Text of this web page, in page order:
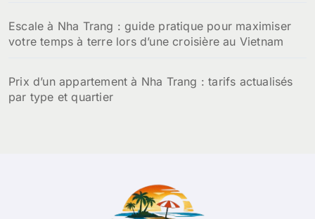
Escale à Nha Trang : guide pratique pour maximiser
votre temps à terre lors d’une croisière au Vietnam
Prix d’un appartement à Nha Trang : tarifs actualisés
par type et quartier